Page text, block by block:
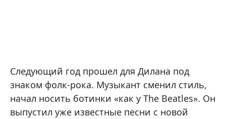
Следующий год прошел для Дилана под
знаком фолк-рока. Музыкант сменил стиль,
начал носить ботинки «как у The Beatles». Он
выпустил уже известные песни с новой